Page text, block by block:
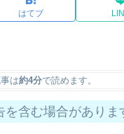
はてブ
は約4分で読めます。
を含む場合がありま